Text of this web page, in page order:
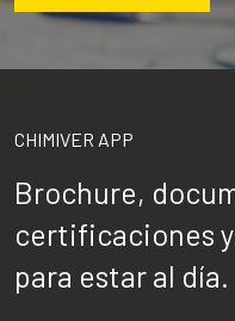
CHIMIVER APP
Brochure,
certificaciones
para estar al día.